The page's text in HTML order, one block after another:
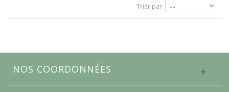
Trier par
NOS COORDONNÉES